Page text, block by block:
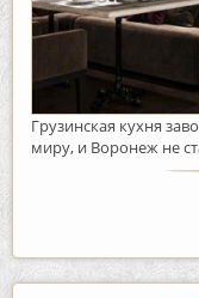
Грузинская кухня
миру, и Воронеж не